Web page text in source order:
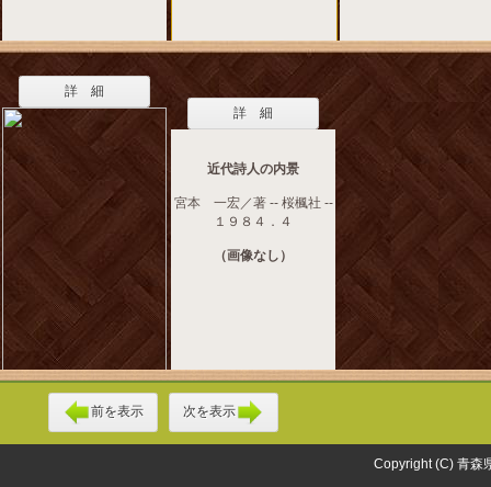
詳 細
詳 細
近代詩人の内景
宮本 一宏／著 -- 桜楓社 --
１９８４．４
（画像なし）
前を表示 次を表示
Copyright (C) 青森